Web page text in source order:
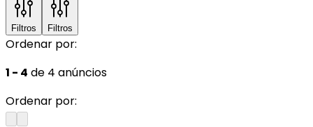
Filtros Filtros
Ordenar por:
1 - 4 de 4 anúncios
Ordenar por: